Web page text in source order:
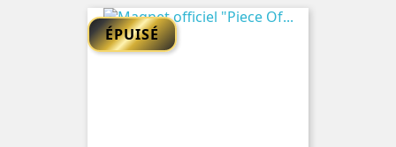
ÉPUISÉ